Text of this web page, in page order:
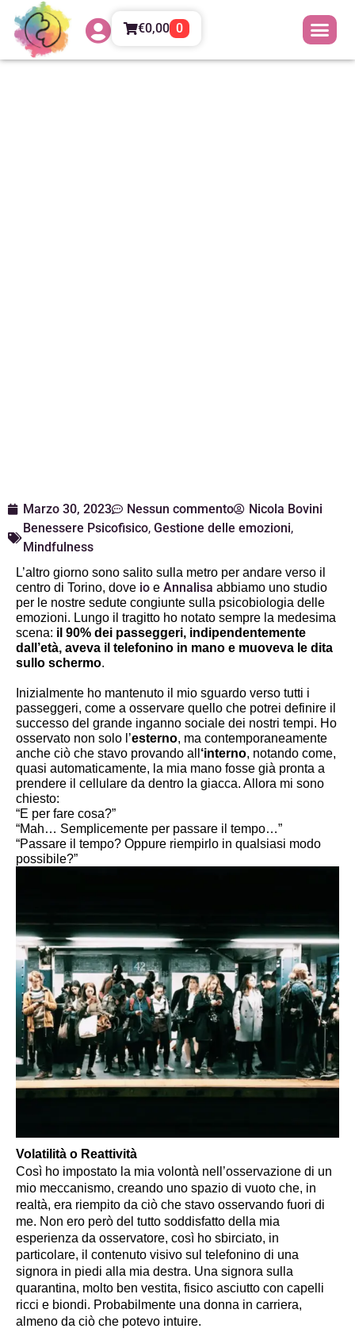
€0,00 0
Marzo 30, 2023 Nessun commento
Nicola Bovini
Benessere Psicofisico, Gestione delle emozioni,
Mindfulness
L’altro giorno sono salito sulla metro per andare verso il
centro di Torino, dove io e Annalisa abbiamo uno studio
per le nostre sedute congiunte sulla psicobiologia delle
emozioni. Lungo il tragitto ho notato sempre la medesima
scena: il 90% dei passeggeri, indipendentemente
dall’età, aveva il telefonino in mano e muoveva le dita
sullo schermo.
Inizialmente ho mantenuto il mio sguardo verso tutti i
passeggeri, come a osservare quello che potrei definire il
successo del grande inganno sociale dei nostri tempi. Ho
osservato non solo l’esterno, ma contemporaneamente
anche ciò che stavo provando all ‘interno, notando come,
quasi automaticamente, la mia mano fosse già pronta a
prendere il cellulare da dentro la giacca. Allora mi sono
chiesto:
“E per fare cosa?”
“Mah… Semplicemente per passare il tempo…”
“Passare il tempo? Oppure riempirlo in qualsiasi modo
possibile?”
Volatilità o Reattività
Così ho impostato la mia volontà nell’osservazione di un
mio meccanismo, creando uno spazio di vuoto che, in
realtà, era riempito da ciò che stavo osservando fuori di
me. Non ero però del tutto soddisfatto della mia
esperienza da osservatore, così ho sbirciato, in
particolare, il contenuto visivo sul telefonino di una
signora in piedi alla mia destra. Una signora sulla
quarantina, molto ben vestita, fisico asciutto con capelli
ricci e biondi. Probabilmente una donna in carriera,
almeno da ciò che potevo intuire.